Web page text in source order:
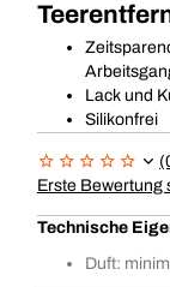
Lack und
Silikonfrei
Erste Bewertung
Technische
Duft: